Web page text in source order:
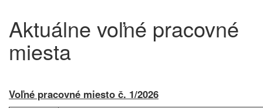
Aktuálne voľné pracovné
miesta
Voľné pracovné miesto č. 1/2026